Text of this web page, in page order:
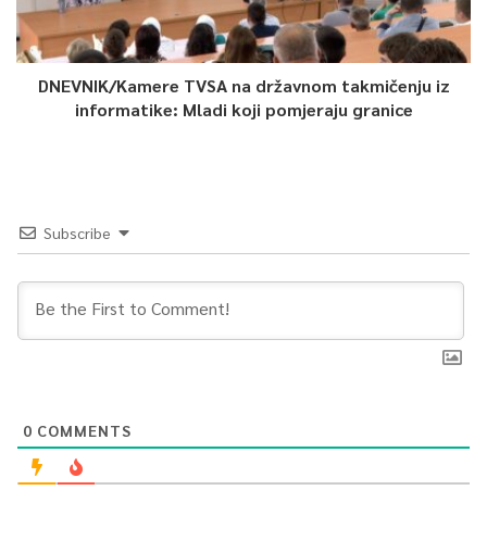
Predmeti zdravlja i zaštite iz Zemaljskog muzeja Bosne i
Hercegovine”, koji obuhvata istraživanje, restauraciju i
digitalizaciju rijetkih artefakata iz antičkog, srednjovjekovnog i
osmanskog perioda. Predstavljena je i umjetnička prezentacija
17. dani BHAAAS-a nastavljaju se do 7. juna bogatim
programom, koji uključuje 16 međunarodnih medicinskih
simpozija, interdisciplinarni program posvećen vještačkoj
inteligenciji, međunarodni simpozij naprednih tehnologija IAT
2026, tri studentska simpozija te satelitski simpozij u Banjoj
“Kada naši naučnici s Harvarda i Univerziteta Sjeverne Karoline
sjede uz kolege iz Kliničkog centra Sarajevo i raspravljaju o
DNEVNIK/Kamere TVSA na državnom takmičenju iz
informatike: Mladi koji pomjeraju granice
Subscribe
0 COMMENTS